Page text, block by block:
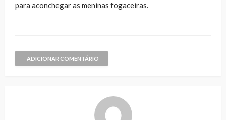
para aconchegar as meninas fogaceiras.
ADICIONAR COMENTÁRIO